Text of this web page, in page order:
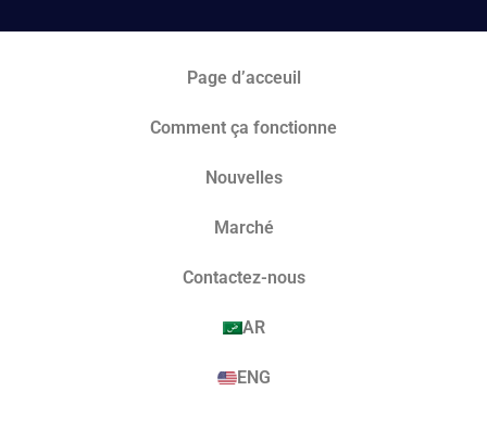
Page d’acceuil
Comment ça fonctionne
Nouvelles
Marché​
Contactez-nous
AR
ENG